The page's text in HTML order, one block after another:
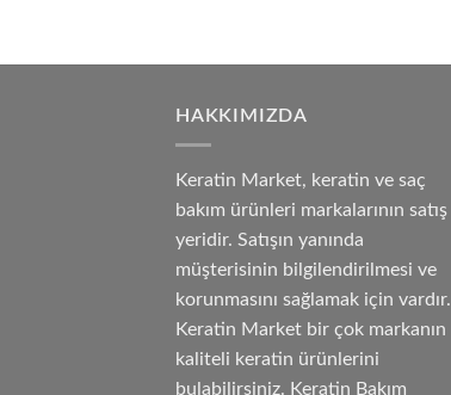
HAKKIMIZDA
Keratin Market, keratin ve saç
bakım ürünleri markalarının satış
yeridir. Satışın yanında
müşterisinin bilgilendirilmesi ve
korunmasını sağlamak için vardır.
Keratin Market bir çok markanın
kaliteli keratin ürünlerini
bulabilirsiniz. Keratin Bakım